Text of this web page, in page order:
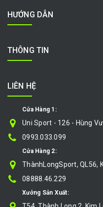
HƯỚNG DẪN
THÔNG TIN
LIÊN HỆ
Cửa Hàng 1:
Uni Sport - 126 - Hùng
0993.033.099
Cửa Hàng 2:
ThànhLongSport, QL56,
08888.46.229
Xưởng Sản Xuất: